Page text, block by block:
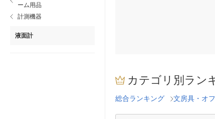
ーム用品
計測機器
液面計
カテゴリ別ラン
総合ランキング 文房具・オ